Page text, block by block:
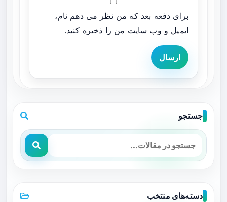
برای دفعه بعد که من نظر می دهم نام،
ایمیل و وب سایت من را ذخیره کنید.
ارسال
جستجو
دسته‌های منتخب